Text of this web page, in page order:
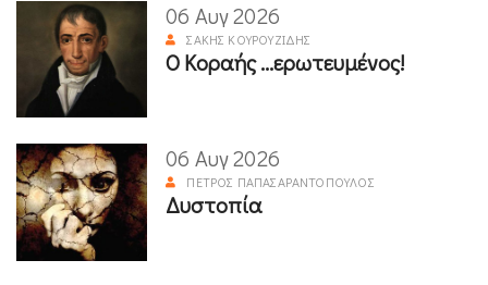
06 Αυγ 2026
ΣΆΚΗΣ ΚΟΥΡΟΥΖΊΔΗΣ
Ο Κοραής ...ερωτευμένος!
06 Αυγ 2026
ΠΈΤΡΟΣ ΠΑΠΑΣΑΡΑΝΤΌΠΟΥΛΟΣ
Δυστοπία